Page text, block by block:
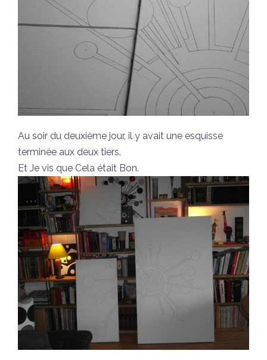
Au soir du deuxième jour, il y avait une esquisse
terminée aux deux tiers.
Et Je vis que Cela était Bon.